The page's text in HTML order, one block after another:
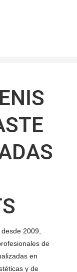
desde 2009,
de
en
y de